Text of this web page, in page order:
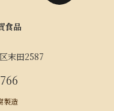
食品
末田2587
製造